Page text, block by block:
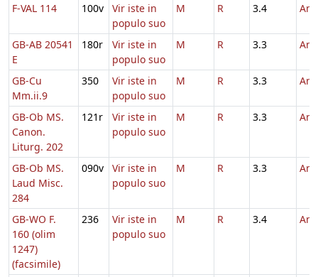
F-VAL 114
100v
Vir iste in
populo suo
M R 3.4
GB-AB 20541
E
180r
Vir iste in
populo suo
M R 3.3
GB-Cu
Mm.ii.9
350
Vir iste in
populo suo
M R 3.3
GB-Ob MS.
Canon.
Liturg. 202
121r
Vir iste in
populo suo
M R 3.3
GB-Ob MS.
Laud Misc.
284
090v
Vir iste in
populo suo
M R 3.3
GB-WO F.
160 (olim
1247)
(facsimile)
236
Vir iste in
populo suo
M R 3.4